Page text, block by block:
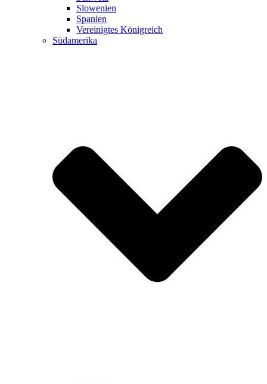
Slowenien
Spanien
Vereinigtes Königreich
Südamerika